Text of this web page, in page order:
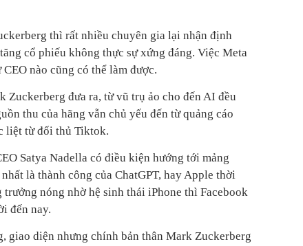
thì rất nhiều chuyên gia lại nhận định
cổ phiếu không thực sự xứng đáng. Việc Meta
nào cũng có thể làm được.
Zuckerberg đưa ra, từ vũ trụ ảo cho đến AI đều
thu của hãng vẫn chủ yếu đến từ quảng cáo
liệt từ đối thủ Tiktok.
Satya Nadella có điều kiện hướng tới mảng
là thành công của ChatGPT, hay Apple thời
trưởng nóng nhờ hệ sinh thái iPhone thì Facebook
đến nay.
giao diện nhưng chính bản thân Mark Zuckerberg